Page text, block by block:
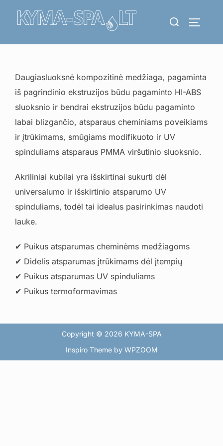
Search
Daugiasluoksnė kompozitinė medžiaga, pagaminta
iš pagrindinio ekstruzijos būdu pagaminto HI-ABS
sluoksnio ir bendrai ekstruzijos būdu pagaminto
labai blizgančio, atsparaus cheminiams poveikiams
ir įtrūkimams, smūgiams modifikuoto ir UV
spinduliams atsparaus PMMA viršutinio sluoksnio.
Akriliniai kubilai yra išskirtinai sukurti dėl
universalumo ir išskirtinio atsparumo UV
spinduliams, todėl tai idealus pasirinkimas naudoti
lauke.
✔ Puikus atsparumas cheminėms medžiagoms
✔ Didelis atsparumas įtrūkimams dėl įtempių
✔ Puikus atsparumas UV spinduliams
✔ Puikus termoformavimas
Copyright © 2026 KYMA-SPA
Inspiro Themeby WPZOOM